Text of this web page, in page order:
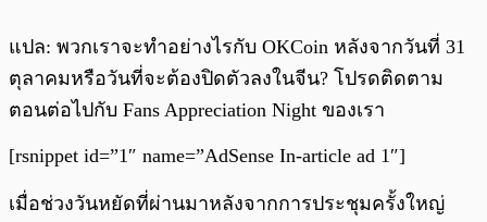
แปล: พวกเราจะทำอย่างไรกับ OKCoin หลังจากวันที่ 31
ตุลาคมหรือวันที่จะต้องปิดตัวลงในจีน? โปรดติดตาม
ตอนต่อไปกับ Fans Appreciation Night ของเรา
[rsnippet id=”1″ name=”AdSense In-article ad 1″]
เมื่อช่วงวันหยัดที่ผ่านมาหลังจากการประชุมครั้งใหญ่